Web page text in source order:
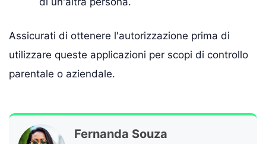
Assicurati di ottenere l'autorizzazione prima di
utilizzare queste applicazioni per scopi di controllo
parentale o aziendale.
Fernanda Souza